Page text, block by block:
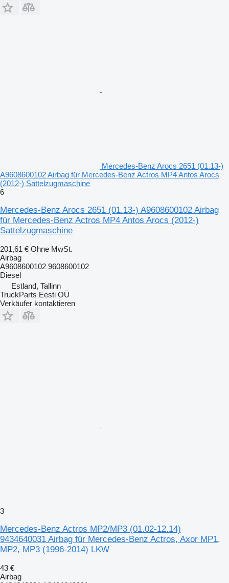
Mercedes-Benz Arocs 2651 (01.13-)
A9608600102 Airbag für Mercedes-Benz Actros MP4 Antos Arocs
(2012-) Sattelzugmaschine
6
Mercedes-Benz Arocs 2651 (01.13-) A9608600102 Airbag
für Mercedes-Benz Actros MP4 Antos Arocs (2012-)
Sattelzugmaschine
201,61 € Ohne MwSt.
Airbag
A9608600102 9608600102
Diesel
Estland, Tallinn
TruckParts Eesti OÜ
Verkäufer kontaktieren
3
Mercedes-Benz Actros MP2/MP3 (01.02-12.14)
9434640031 Airbag für Mercedes-Benz Actros, Axor MP1,
MP2, MP3 (1996-2014) LKW
43 €
Airbag